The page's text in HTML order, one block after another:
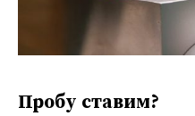
Пробу ставим?